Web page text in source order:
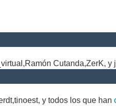
Cutanda,ZerK, y
y todos los que han